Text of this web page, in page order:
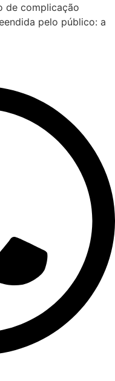
de complicação
pelo público: a